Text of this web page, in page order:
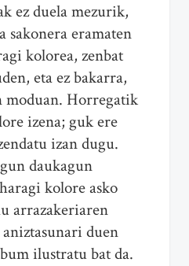
ez duela mezurik,
sakonera eramaten
kolorea, zenbat
eta ez bakarra,
moduan. Horregatik
izena; guk ere
izan dugu.
daukagun
kolore asko
arrazakeriaren
duen
ilustratu bat da.